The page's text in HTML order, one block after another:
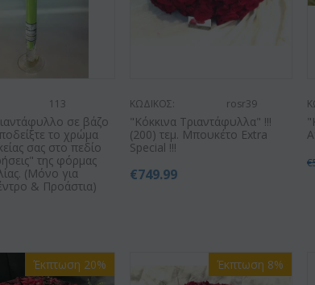
113
σε βάζο
το χρώμα
σας στο πεδίο
της φόρμας
(Μόνο για
& Προάστια)
ΚΩΔΙΚΟΣ: rosr39
"Κόκκινα Τριαντάφυλλα" !!!
(200) τεμ. Μπουκέτο Extra
Special !!!
€749.99
€
Έκπτωση 20% Έκπτωση 8%